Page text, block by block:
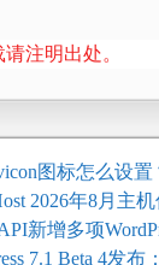
注明出处。
图标怎么设
2026年8月主
，高性能主机同
新增多项
7.1 Beta 4发